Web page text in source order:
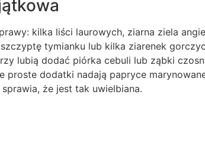
kilka liści laurowych, ziarna ziela
tymianku lub kilka ziarenek
lubią dodać piórka cebuli lub ząbki
proste dodatki nadają papryce
że jest tak uwielbiana.